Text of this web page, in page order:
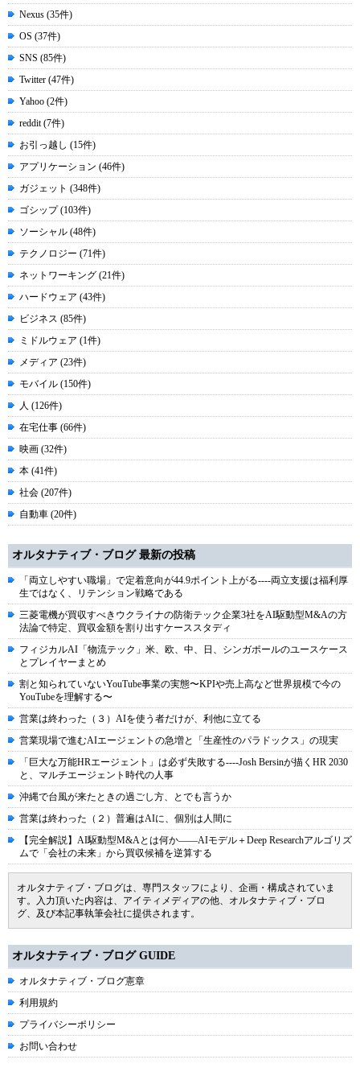
Nexus (35件)
OS (37件)
SNS (85件)
Twitter (47件)
Yahoo (2件)
reddit (7件)
お引っ越し (15件)
アプリケーション (46件)
ガジェット (348件)
ゴシップ (103件)
ソーシャル (48件)
テクノロジー (71件)
ネットワーキング (21件)
ハードウェア (43件)
ビジネス (85件)
ミドルウェア (1件)
メディア (23件)
モバイル (150件)
人 (126件)
在宅仕事 (66件)
映画 (32件)
本 (41件)
社会 (207件)
自動車 (20件)
オルタナティブ・ブログ 最新の投稿
「両立しやすい職場」で定着意向が44.9ポイント上がる----両立支援は福利厚
生ではなく、リテンション戦略である
三菱電機が買収すべきウクライナの防衛テック企業3社をAI駆動型M&Aの方
法論で特定、買収金額を割り出すケーススタディ
フィジカルAI「物流テック」米、欧、中、日、シンガポールのユースケース
とプレイヤーまとめ
割と知られていないYouTube事業の実態〜KPIや売上高など世界規模で今の
YouTubeを理解する〜
営業は終わった（３）AIを使う者だけが、利他に立てる
営業現場で進むAIエージェントの急増と「生産性のパラドックス」の現実
「巨大な万能HRエージェント」は必ず失敗する----Josh Bersinが描くHR 2030
と、マルチエージェント時代の人事
沖縄で台風が来たときの過ごし方、とでも言うか
営業は終わった（２）普遍はAIに、個別は人間に
【完全解説】AI駆動型M&Aとは何か――AIモデル＋Deep Researchアルゴリズ
ムで「会社の未来」から買収候補を逆算する
オルタナティブ・ブログは、専門スタッフにより、企画・構成されていま
す。入力頂いた内容は、アイティメディアの他、オルタナティブ・ブロ
グ、及び本記事執筆会社に提供されます。
オルタナティブ・ブログ GUIDE
オルタナティブ・ブログ憲章
利用規約
プライバシーポリシー
お問い合わせ